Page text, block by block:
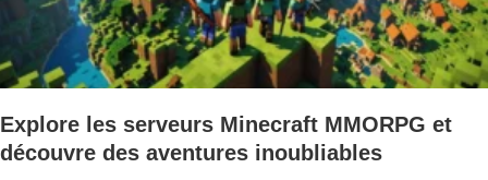
Explore les serveurs Minecraft MMORPG et
découvre des aventures inoubliables